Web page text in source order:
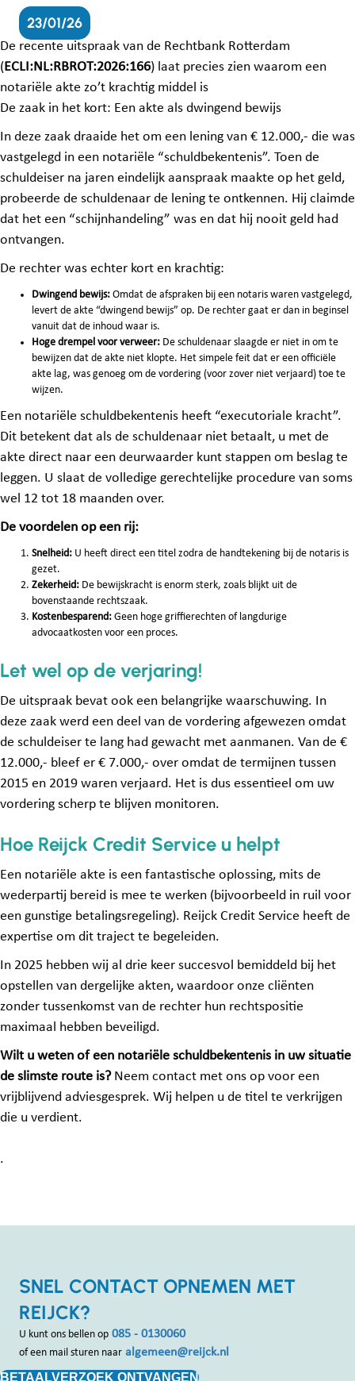
23/01/26
De recente uitspraak van de Rechtbank Rotterdam
(ECLI:NL:RBROT:2026:166) laat precies zien waarom een
notariële akte zo’t krachtig middel is
De zaak in het kort: Een akte als dwingend bewijs
In deze zaak draaide het om een lening van € 12.000,- die was
vastgelegd in een notariële “schuldbekentenis”. Toen de
schuldeiser na jaren eindelijk aanspraak maakte op het geld,
probeerde de schuldenaar de lening te ontkennen. Hij claimde
dat het een “schijnhandeling” was en dat hij nooit geld had
ontvangen.
De rechter was echter kort en krachtig:
Dwingend bewijs: Omdat de afspraken bij een notaris waren vastgelegd,
levert de akte “dwingend bewijs” op. De rechter gaat er dan in beginsel
vanuit dat de inhoud waar is.
Hoge drempel voor verweer: De schuldenaar slaagde er niet in om te
bewijzen dat de akte niet klopte. Het simpele feit dat er een officiële
akte lag, was genoeg om de vordering (voor zover niet verjaard) toe te
wijzen.
Een notariële schuldbekentenis heeft “executoriale kracht”.
Dit betekent dat als de schuldenaar niet betaalt, u met de
akte direct naar een deurwaarder kunt stappen om beslag te
leggen. U slaat de volledige gerechtelijke procedure van soms
wel 12 tot 18 maanden over.
De voordelen op een rij:
Snelheid: U heeft direct een titel zodra de handtekening bij de notaris is
gezet.
Zekerheid: De bewijskracht is enorm sterk, zoals blijkt uit de
bovenstaande rechtszaak.
Kostenbesparend: Geen hoge griffierechten of langdurige
advocaatkosten voor een proces.
Let wel op de verjaring!
De uitspraak bevat ook een belangrijke waarschuwing. In
deze zaak werd een deel van de vordering afgewezen omdat
de schuldeiser te lang had gewacht met aanmanen. Van de €
12.000,- bleef er € 7.000,- over omdat de termijnen tussen
2015 en 2019 waren verjaard. Het is dus essentieel om uw
vordering scherp te blijven monitoren.
Hoe Reijck Credit Service u helpt
Een notariële akte is een fantastische oplossing, mits de
wederpartij bereid is mee te werken (bijvoorbeeld in ruil voor
een gunstige betalingsregeling). Reijck Credit Service heeft de
expertise om dit traject te begeleiden.
In 2025 hebben wij al drie keer succesvol bemiddeld bij het
opstellen van dergelijke akten, waardoor onze cliënten
zonder tussenkomst van de rechter hun rechtspositie
maximaal hebben beveiligd.
Wilt u weten of een notariële schuldbekentenis in uw situatie
de slimste route is?Neem contact met ons op voor een
vrijblijvend adviesgesprek. Wij helpen u de titel te verkrijgen
die u verdient.
.
SNEL CONTACT OPNEMEN MET
REIJCK?
U kunt ons bellen op 085 - 0130060
of een mail sturen naar algemeen@reijck.nl
BETAALVERZOEK ONTVANGEN